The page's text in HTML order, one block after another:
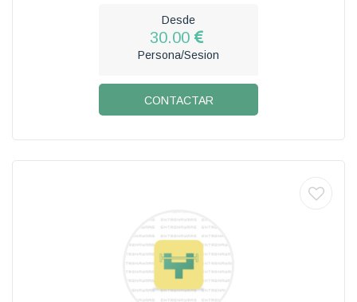
Desde
30.00
Persona/Sesion
CONTACTAR